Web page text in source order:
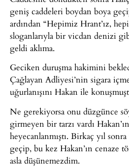
geniş caddeleri boydan boya
ardından “Hepimiz Hrant’ız,
sloganlarıyla bir vicdan denizi
geldi aklıma.
Geciken duruşma hakimini
Çağlayan Adliyesi’nin sigara
uğurlanışını Hakan ile
Ne gerekiyorsa onu düzgünce
girmeyen bir tarzı vardı
heyecanlanmıştı. Birkaç yıl
geçip, bu kez Hakan’ın cenaze
asla düşünemezdim.